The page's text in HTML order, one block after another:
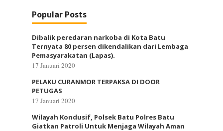
Popular Posts
Dibalik peredaran narkoba di Kota Batu
Ternyata 80 persen dikendalikan dari Lembaga
Pemasyarakatan (Lapas).
17 Januari 2020
PELAKU CURANMOR TERPAKSA DI DOOR
PETUGAS
17 Januari 2020
Wilayah Kondusif, Polsek Batu Polres Batu
Giatkan Patroli Untuk Menjaga Wilayah Aman